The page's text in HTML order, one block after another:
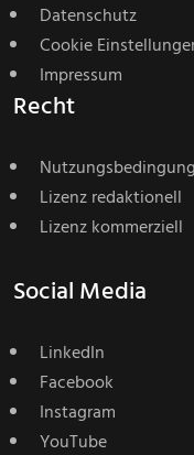
Datenschutz
Cookie
Impressum
Recht
Lizenz redaktionell
Lizenz kommerziell
Social Media
LinkedIn
Facebook
Instagram
YouTube